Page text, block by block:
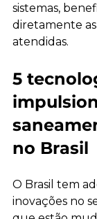
sistemas,
diretamente
atendidas.
5
no Brasil
O Brasil tem
inovações no